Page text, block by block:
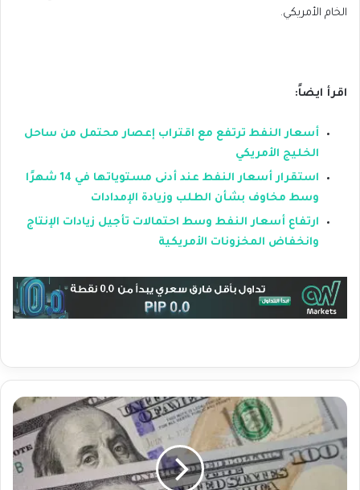
الخام الأمريكي.
اقرأ ايضاً:
أسعار النفط ترتفع مع اقتراب إعصار محتمل من ساحل
الخليج الأمريكي
استقرار أسعار النفط عند أدنى مستوياتها في 14 شهرًا
وسط مخاوف بشأن الطلب وزيادة الإمدادات
ارتفاع أسعار النفط وسط احتمالات تأجيل زيادات الإنتاج
وانخفاض المخزونات الأمريكية
ا
د
و
ل